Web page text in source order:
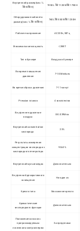
Внутренний размер(мм / L
№ W № H)
1950 L № 1120W № 1750H
Оборудование кабинета
размер(мм / L № W № H)
760L № 550W № 1250H
Рабочее напряжение AC220v, 50Гц
Максимальная мощность ≤2КВТ
Тип в бункере Воздуха в бункере
Во время повышения
давления
7-10 Minitues
Во время сброса давления 7-11 минут
Pression планов 4 комплектов
Внутреннее давление
воздуха
0-0.039Мпа
Внутренний consentration
кислорода
23%
Результаты измерения
концентрации кислорода из
кислородного генератора
90±3%
Внутренний мультимедиа Дополнительно
Внутренний декоративного
освещения
Ни один из
Кресло типа Массажное кресло
Ароматические
кислородного функции
Дополнительно
Положение консоли с
программируемым
логическим контроллером
За пределами